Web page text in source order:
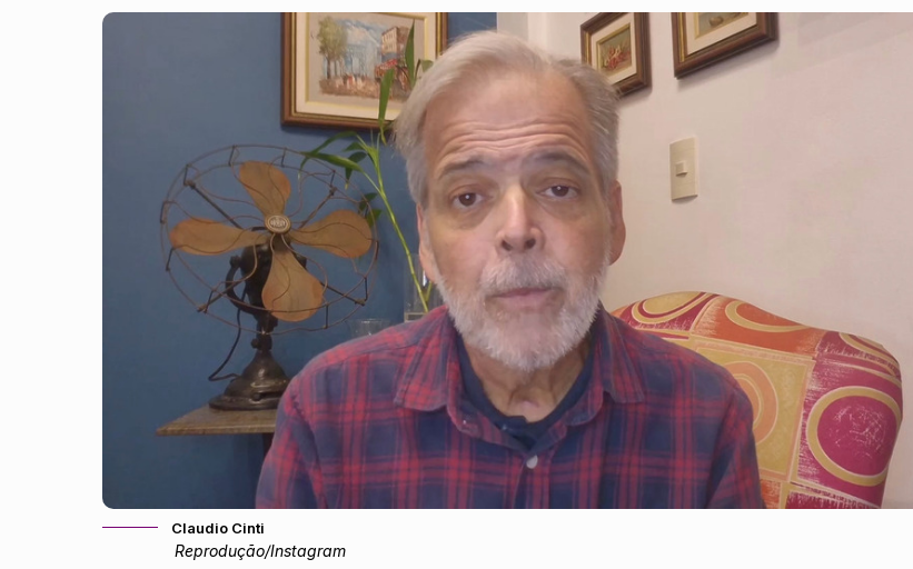
Claudio Cinti
Reprodução/Instagram